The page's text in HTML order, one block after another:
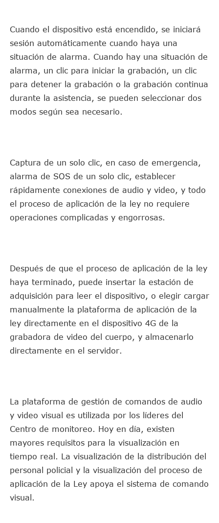
Cuando el dispositivo está encendido, se iniciará
sesión automáticamente cuando haya una
situación de alarma. Cuando hay una situación de
alarma, un clic para iniciar la grabación, un clic
para detener la grabación o la grabación continua
durante la asistencia, se pueden seleccionar dos
modos según sea necesario.
Captura de un solo clic, en caso de emergencia,
alarma de SOS de un solo clic, establecer
rápidamente conexiones de audio y video, y todo
el proceso de aplicación de la ley no requiere
operaciones complicadas y engorrosas.
Después de que el proceso de aplicación de la ley
haya terminado, puede insertar la estación de
adquisición para leer el dispositivo, o elegir cargar
manualmente la plataforma de aplicación de la
ley directamente en el dispositivo 4G de la
grabadora de video del cuerpo, y almacenarlo
directamente en el servidor.
La plataforma de gestión de comandos de audio
y video visual es utilizada por los líderes del
Centro de monitoreo. Hoy en día, existen
mayores requisitos para la visualización en
tiempo real. La visualización de la distribución del
personal policial y la visualización del proceso de
aplicación de la Ley apoya el sistema de comando
visual.